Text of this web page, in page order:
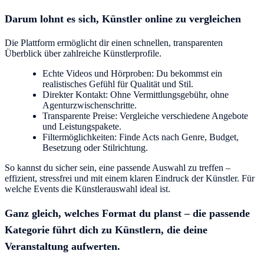
Darum lohnt es sich, Künstler online zu vergleichen
Die Plattform ermöglicht dir einen schnellen, transparenten
Überblick über zahlreiche Künstlerprofile.
Echte Videos und Hörproben: Du bekommst ein
realistisches Gefühl für Qualität und Stil.
Direkter Kontakt: Ohne Vermittlungsgebühr, ohne
Agenturzwischenschritte.
Transparente Preise: Vergleiche verschiedene Angebote
und Leistungspakete.
Filtermöglichkeiten: Finde Acts nach Genre, Budget,
Besetzung oder Stilrichtung.
So kannst du sicher sein, eine passende Auswahl zu treffen –
effizient, stressfrei und mit einem klaren Eindruck der Künstler. Für
welche Events die Künstlerauswahl ideal ist.
Ganz gleich, welches Format du planst – die passende
Kategorie führt dich zu Künstlern, die deine
Veranstaltung aufwerten.